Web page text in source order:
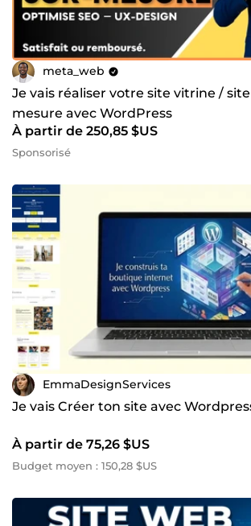
meta_web
Je vais réaliser votre site vitrine /
mesure avec WordPress
À partir de 250,85 $US
Sponsorisé
EmmaDesignServices
Je vais Créer ton site avec
À partir de 75,26 $US
Budget moyen : 150,28 $US